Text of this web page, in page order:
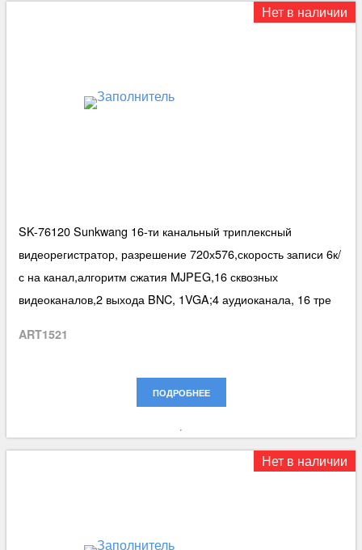
Нет в наличии
SK-76120 Sunkwang 16-ти канальный триплексный
видеорегистратор, разрешение 720х576,скорость записи 6к/
с на канал,алгоритм сжатия MJPEG,16 сквозных
видеоканалов,2 выхода BNC, 1VGA;4 аудиоканала, 16 тре
ART1521
ПОДРОБНЕЕ
Нет в наличии